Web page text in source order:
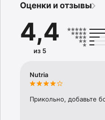
всех номеров. Например:
Если вы соединить  1 и 2
Если вы соедините 1, 2 и
Начинать играть очень
увлекательным вызовом.
- Уникальная, простая и
Оценки и отзывы
4,4
из 5
Nutria
Прикольно, добавьте